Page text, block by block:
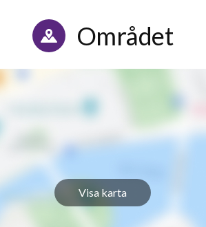
Området
Visa karta